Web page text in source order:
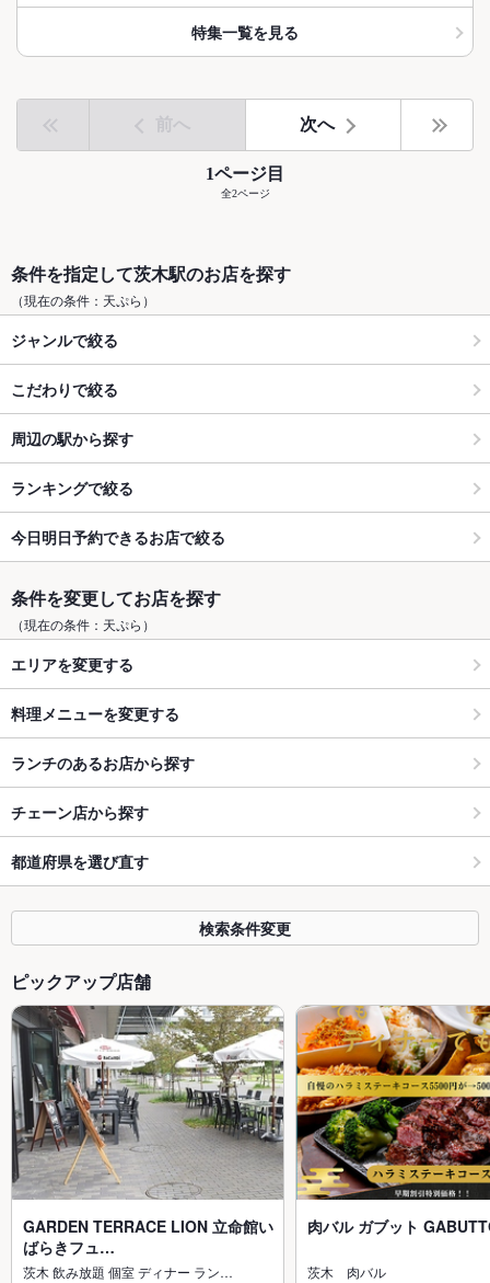
特集一覧を見る
前へ 次へ
1ページ目
全2ページ
条件を指定して茨木駅のお店を探す
（現在の条件：天ぷら）
ジャンルで絞る
こだわりで絞る
周辺の駅から探す
ランキングで絞る
今日明日予約できるお店で絞る
条件を変更してお店を探す
（現在の条件：天ぷら）
エリアを変更する
料理メニューを変更する
ランチのあるお店から探す
チェーン店から探す
都道府県を選び直す
検索条件変更
ピックアップ店舗
GARDEN TERRACE LION 立命館い
ばらきフュ…
茨木 飲み放題 個室 ディナー ラン…
肉バル ガブット
茨木 肉バル